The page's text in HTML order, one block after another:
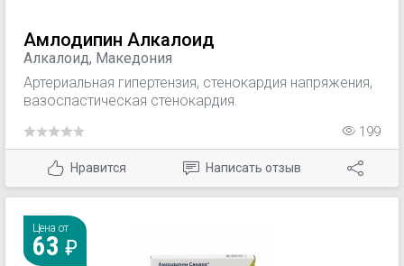
Амлодипин Алкалоид
Алкалоид, Македония
Артериальная гипертензия, стенокардия напряжения,
вазоспастическая стенокардия.
199
Нравится Написать отзыв
Цена от
63